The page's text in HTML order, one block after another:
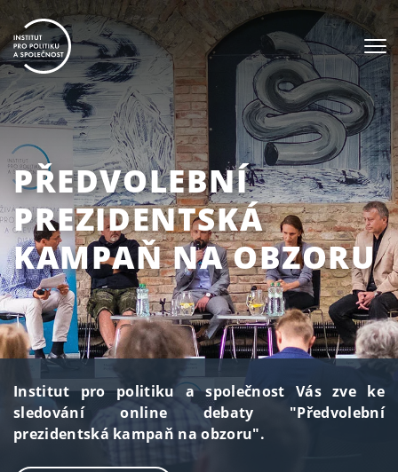
PŘEDVOLEBNÍ
PREZIDENTSKÁ
KAMPAŇ NA OBZORU
Institut pro politiku a společnost Vás zve ke
sledování online debaty "Předvolební
prezidentská kampaň na obzoru".